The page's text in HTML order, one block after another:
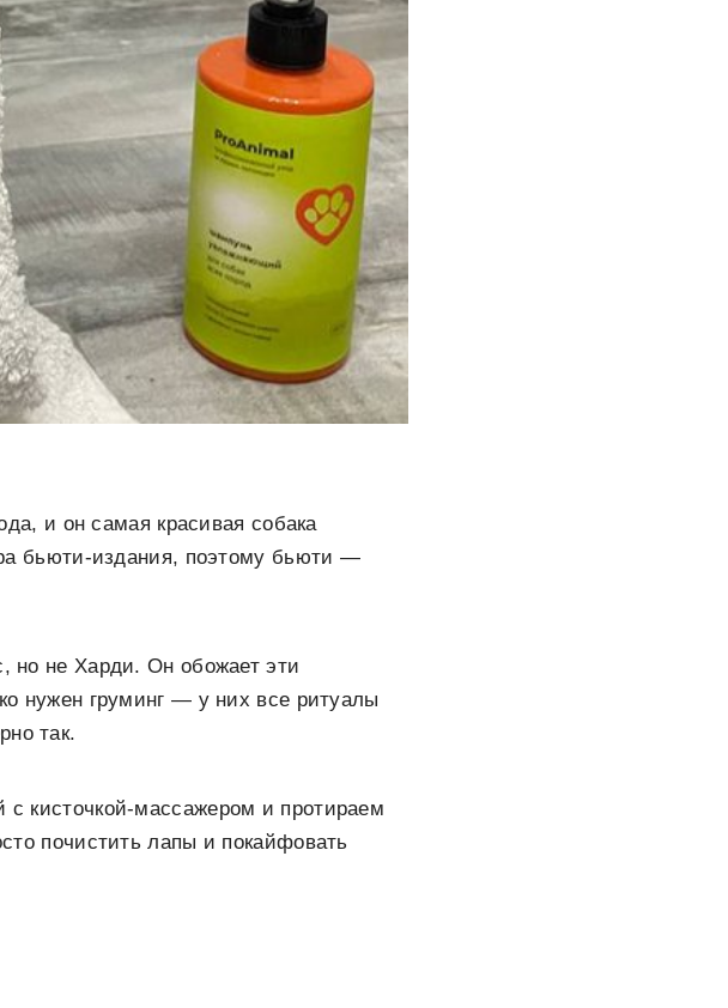
и он самая красивая собака
бьюти-издания, поэтому бьюти —
но не Харди. Он обожает эти
нужен груминг — у них все ритуалы
так.
с кисточкой-массажером и протираем
почистить лапы и покайфовать